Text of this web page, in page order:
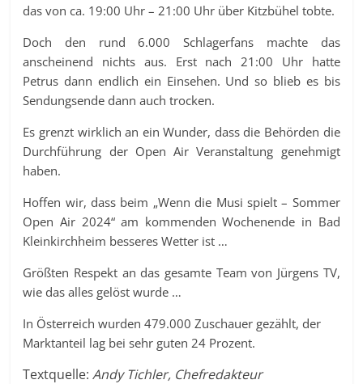
das von ca. 19:00 Uhr – 21:00 Uhr über Kitzbühel tobte.
Doch den rund 6.000 Schlagerfans machte das
anscheinend nichts aus. Erst nach 21:00 Uhr hatte
Petrus dann endlich ein Einsehen. Und so blieb es bis
Sendungsende dann auch trocken.
Es grenzt wirklich an ein Wunder, dass die Behörden die
Durchführung der Open Air Veranstaltung genehmigt
haben.
Hoffen wir, dass beim „Wenn die Musi spielt – Sommer
Open Air 2024“ am kommenden Wochenende in Bad
Kleinkirchheim besseres Wetter ist …
Größten Respekt an das gesamte Team von Jürgens TV,
wie das alles gelöst wurde …
In Österreich wurden 479.000 Zuschauer gezählt, der
Marktanteil lag bei sehr guten 24 Prozent.
Textquelle:Andy Tichler, Chefredakteur